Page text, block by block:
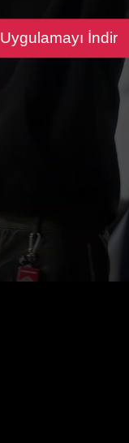
Uygulamayı İndir